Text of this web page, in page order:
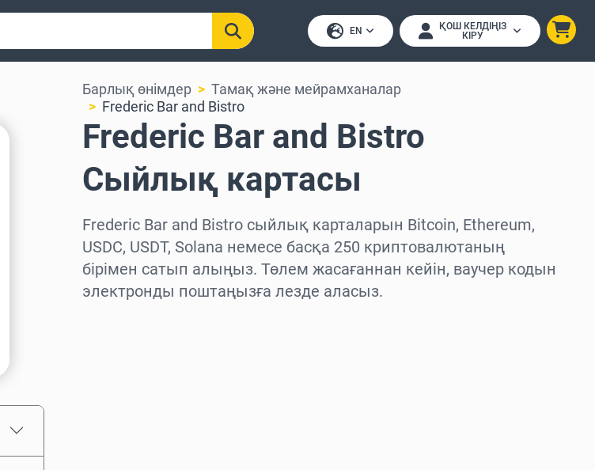
EN
ҚОШ КЕЛДІҢІЗ
КІРУ
Барлық өнімдер
Тамақ және мейрамханалар
Frederic Bar and Bistro
Frederic Bar and Bistro
Сыйлық картасы
Frederic Bar and Bistro сыйлық карталарын Bitcoin, Ethereum,
USDC, USDT, Solana немесе басқа 250 криптовалютаның
бірімен сатып алыңыз. Төлем жасағаннан кейін, ваучер кодын
электронды поштаңызға лезде аласыз.